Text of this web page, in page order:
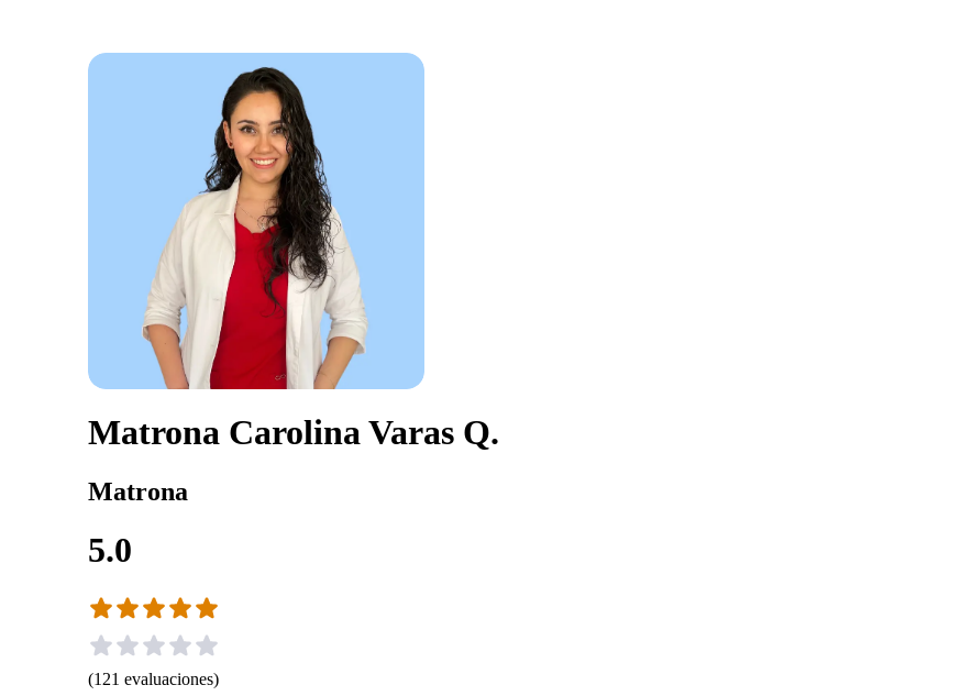
Matrona Carolina Varas Q.
Matrona
5.0
(121 evaluaciones)